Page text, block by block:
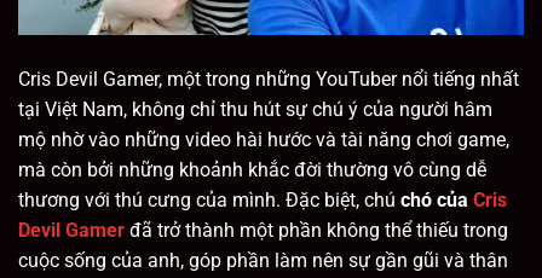
Cris Devil Gamer, một trong những YouTuber nổi tiếng nhất
tại Việt Nam, không chỉ thu hút sự chú ý của người hâm
mộ nhờ vào những video hài hước và tài năng chơi game,
mà còn bởi những khoảnh khắc đời thường vô cùng dễ
thương với thú cưng của mình. Đặc biệt, chú chó của Cris
Devil Gamer đã trở thành một phần không thể thiếu trong
cuộc sống của anh, góp phần làm nên sự gần gũi và thân